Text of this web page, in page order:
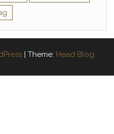
| Theme: Head Blog